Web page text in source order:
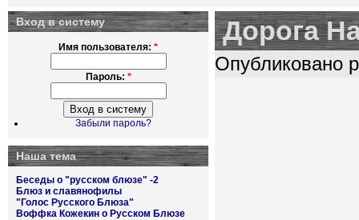
Вход в систему
Имя пользователя: *
Пароль: *
Забыли пароль?
Наша тема
Беседы о "русском блюзе" -2
Блюз и славянофилы
"Голос Русского Блюза"
Воффка Кожекин о Русском Блюзе
Дорога
Опубликовано